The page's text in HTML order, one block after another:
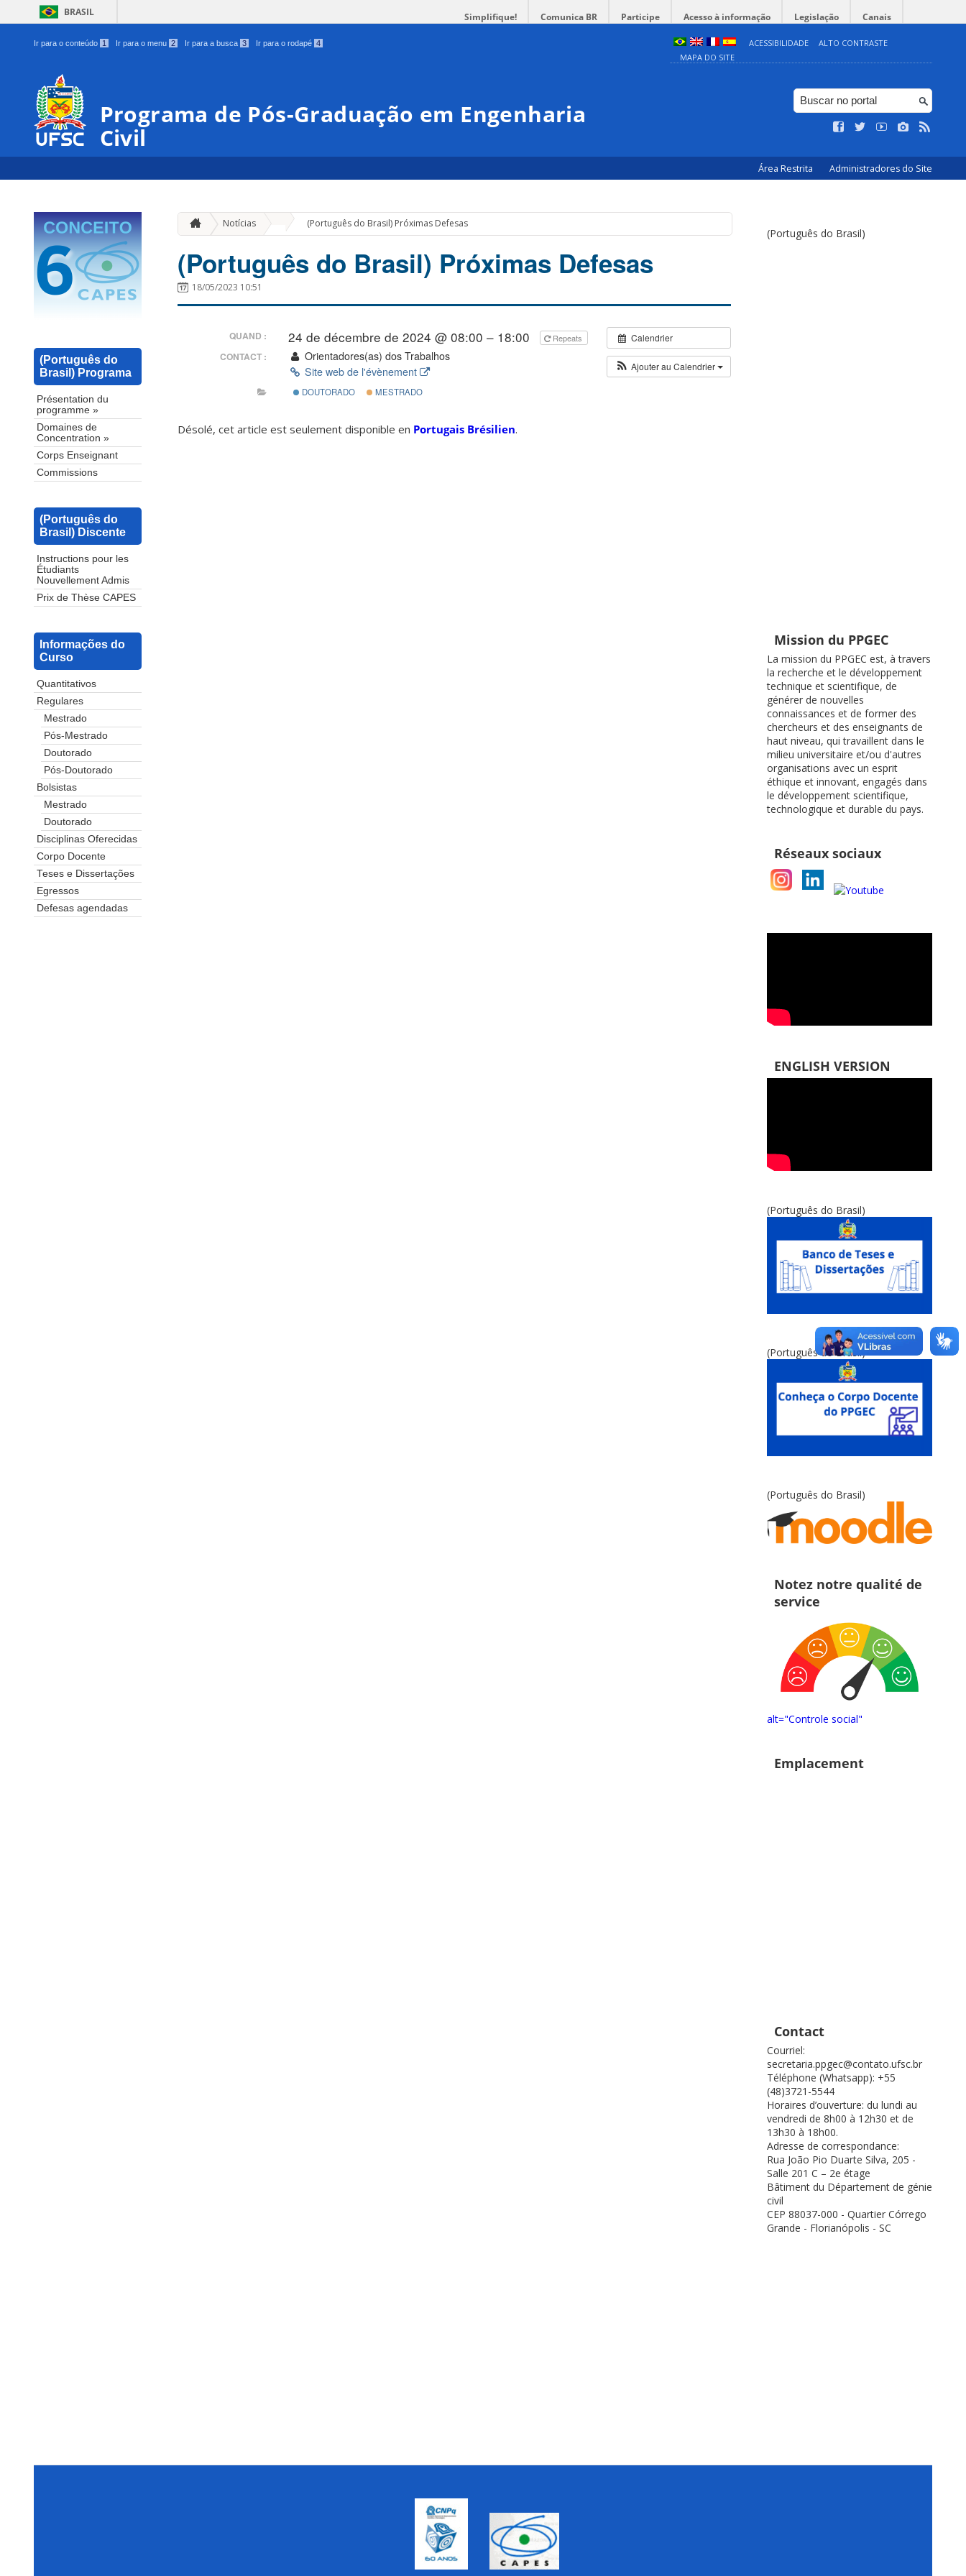
BRASIL Simplifique! Comunica BR Participe Acesso à informação Legislação Canais
Ir para o conteúdo 1 Ir para o menu 2 Ir para a busca 3 Ir para o rodapé 4 ACESSIBILIDADE
ALTO CONTRASTE
MAPA DO SITE
Programa de Pós-Graduação em Engenharia
Civil
Área Restrita Administradores do Site
(Português do
Brasil) Programa
Présentation du
programme »
Domaines de
Concentration »
Corps Enseignant
Commissions
(Português do
Brasil) Discente
Instructions pour les
Étudiants
Nouvellement Admis
Prix de Thèse CAPES
Informações do
Curso
Quantitativos
Regulares
Mestrado
Pós-Mestrado
Doutorado
Pós-Doutorado
Bolsistas
Mestrado
Doutorado
Disciplinas Oferecidas
Corpo Docente
Teses e Dissertações
Egressos
Defesas agendadas
Notícias (Português do Brasil) Próximas Defesas
(Português do Brasil) Próximas Defesas
18/05/2023 10:51
Calendrier
Ajouter au Calendrier
QUAND : 24 de décembre de 2024 @ 08:00 – 18:00 Repeats
CONTACT :
Orientadores(as) dos Trabalhos
Site web de l'évènement
DOUTORADO MESTRADO
Désolé, cet article est seulement disponible en Portugais Brésilien.
(Português do Brasil)
Mission du PPGEC
La mission du PPGEC est, à travers
la recherche et le développement
technique et scientifique, de
générer de nouvelles
connaissances et de former des
chercheurs et des enseignants de
haut niveau, qui travaillent dans le
milieu universitaire et/ou d'autres
organisations avec un esprit
éthique et innovant, engagés dans
le développement scientifique,
technologique et durable du pays.
Réseaux sociaux
ENGLISH VERSION
(Português do Brasil)
(Português do Brasil)
(Português do Brasil)
Notez notre qualité de
service
alt="Controle social"
Emplacement
Contact
Courriel:
secretaria.ppgec@contato.ufsc.br
Téléphone (Whatsapp): +55
(48)3721-5544
Horaires d’ouverture: du lundi au
vendredi de 8h00 à 12h30 et de
13h30 à 18h00.
Adresse de correspondance:
Rua João Pio Duarte Silva, 205 -
Salle 201 C – 2e étage
Bâtiment du Département de génie
civil
CEP 88037-000 - Quartier Córrego
Grande - Florianópolis - SC